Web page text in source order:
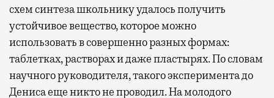
схем синтеза школьнику удалось получить
устойчивое вещество, которое можно
использовать в совершенно разных формах:
таблетках, растворах и даже пластырях. По словам
научного руководителя, такого эксперимента до
Дениса еще никто не проводил. На молодого